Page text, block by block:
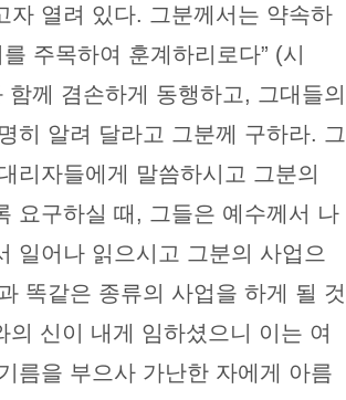
자 열려 있다. 그분께서는 약속하
주목하여 훈계하리로다” (시
함께 겸손하게 동행하고, 그대들의
히 알려 달라고 그분께 구하라. 그
리자들에게 말씀하시고 그분의
요구하실 때, 그들은 예수께서 나
일어나 읽으시고 그분의 사업으
똑같은 종류의 사업을 하게 될 것
의 신이 내게 임하셨으니 이는 여
름을 부으사 가난한 자에게 아름